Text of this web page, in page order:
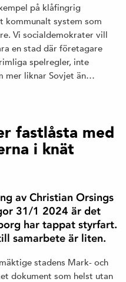
på klåfingrig
kommunalt system som
Vi socialdemokrater vill
en stad där företagare
spelregler, inte
mer liknar Sovjet än…
fastlåsta med
i knät
av Christian Orsings
31/1 2024 är det
har tappat styrfart.
samarbete är liten.
stadens Mark- och
dokument som helst utan